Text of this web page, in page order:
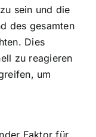
sein und die
des gesamten
Dies
zu reagieren
um
Faktor für